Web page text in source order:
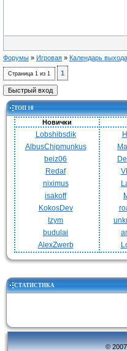
Форумы » Игровая » Календарь
Страница 1 из 1 1
ТОП 10
Новички
Lobshibsdik
AlbusChipmunkus
beiz06
Redaf
niximus
isakoff
KokosDev
Izym
budulai
AlexZwerb
СТАТИСТИКА
©